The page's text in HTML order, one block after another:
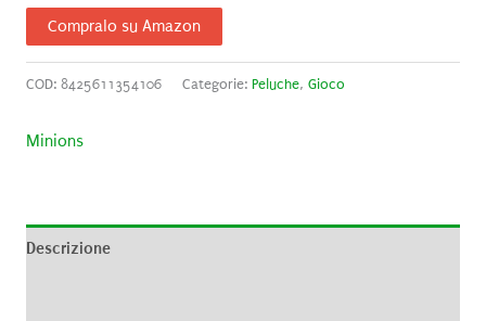
Compralo su Amazon
COD: 8425611354106 Categorie: Peluche, Gioco
Minions
Descrizione